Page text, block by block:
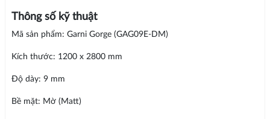
Thông số kỹ thuật
Mã sản phẩm: Garni Gorge (GAG09E-DM)
Kích thước: 1200 x 2800 mm
Độ dày: 9 mm
Bề mặt: Mờ (Matt)